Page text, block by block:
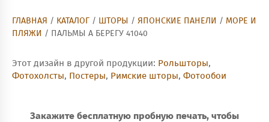
ГЛАВНАЯ / КАТАЛОГ / ШТОРЫ / ЯПОНСКИЕ ПАНЕЛИ / МОРЕ И
ПЛЯЖИ / ПАЛЬМЫ А БЕРЕГУ 41040
Этот дизайн в другой продукции: Рольшторы,
Фотохолсты, Постеры, Римские шторы, Фотообои
Закажите бесплатную пробную печать, чтобы